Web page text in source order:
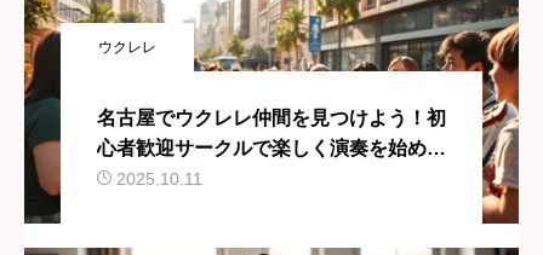
ウクレレ
名古屋でウクレレ仲間を見つけよう！初
心者歓迎サークルで楽しく演奏を始めま
せんか？
2025.10.11